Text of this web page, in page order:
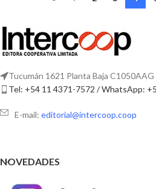
Tucumán 1621 Planta Baja
Tel: +54 11 4371-7572 / WhatsApp:
E-mail: editorial@intercoop.coop
NOVEDADES